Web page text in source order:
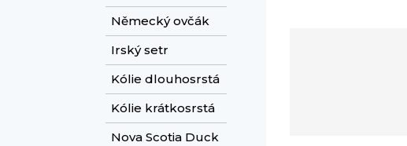
Německý ovčák
Irský setr
Kólie dlouhosrstá
Kólie krátkosrstá
Nova Scotia Duck